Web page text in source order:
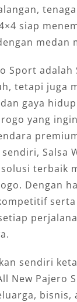
siap
medan
Sport adalah
tetapi juga
gaya
yang
Salsa
terbaik
Dengan
serta
sendiri
New Pajero
bisnis,